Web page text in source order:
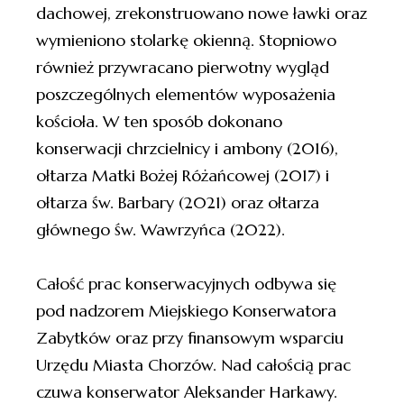
dachowej, zrekonstruowano nowe ławki oraz
wymieniono stolarkę okienną. Stopniowo
również przywracano pierwotny wygląd
poszczególnych elementów wyposażenia
kościoła. W ten sposób dokonano
konserwacji chrzcielnicy i ambony (2016),
ołtarza Matki Bożej Różańcowej (2017) i
ołtarza św. Barbary (2021) oraz ołtarza
głównego św. Wawrzyńca (2022).
Całość prac konserwacyjnych odbywa się
pod nadzorem Miejskiego Konserwatora
Zabytków oraz przy finansowym wsparciu
Urzędu Miasta Chorzów. Nad całością prac
czuwa konserwator Aleksander Harkawy.